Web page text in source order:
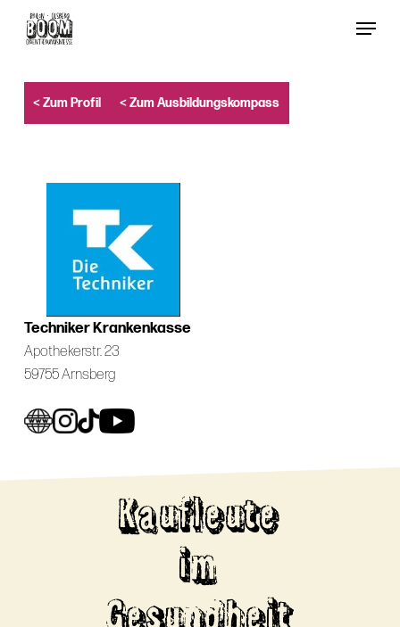
content
Menu
< Zum Profil < Zum Ausbildungskompass
Techniker Krankenkasse
Apothekerstr. 23
59755 Arnsberg
Kaufleute
im
Gesundheit